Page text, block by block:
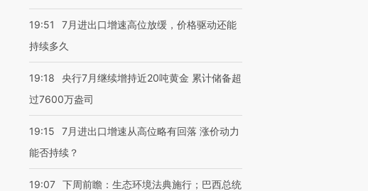
19:51
7月进出口增速高位放缓，价格驱动还能
持续多久
19:18
央行7月继续增持近20吨黄金 累计储备超
过7600万盎司
19:15
7月进出口增速从高位略有回落 涨价动力
能否持续？
19:07 下周前瞻：生态环境法典施行；巴西总统